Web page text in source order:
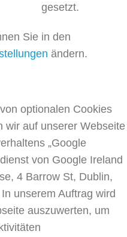
gesetzt.
Sie in den
ändern.
optionalen Cookies
wir auf unserer Webseite
„Google
von Google Ireland
4 Barrow St, Dublin,
unserem Auftrag wird
auszuwerten, um